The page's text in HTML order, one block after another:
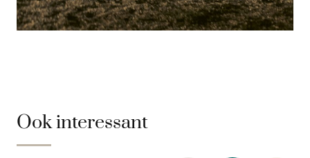
Ook interessant